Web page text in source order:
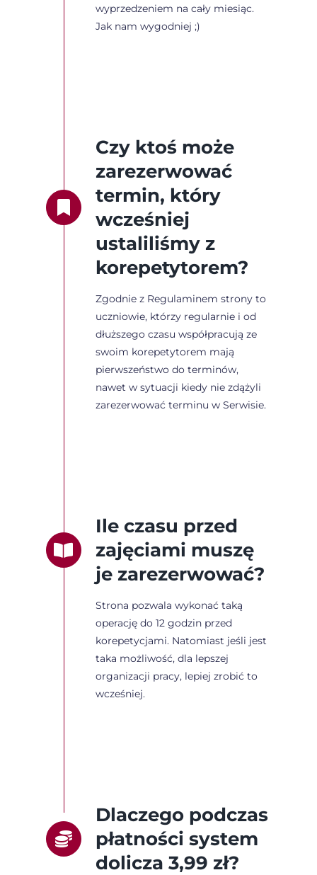
wyprzedzeniem na cały miesiąc.
Jak nam wygodniej ;)
Czy ktoś może
zarezerwować
termin, który
wcześniej
ustaliliśmy z
korepetytorem?
Zgodnie z Regulaminem strony to
uczniowie, którzy regularnie i od
dłuższego czasu współpracują ze
swoim korepetytorem mają
pierwszeństwo do terminów,
nawet w sytuacji kiedy nie zdążyli
zarezerwować terminu w Serwisie.
Ile czasu przed
zajęciami muszę
je zarezerwować?
Strona pozwala wykonać taką
operację do 12 godzin przed
korepetycjami. Natomiast jeśli jest
taka możliwość, dla lepszej
organizacji pracy, lepiej zrobić to
wcześniej.
Dlaczego podczas
płatności system
dolicza 3,99 zł?